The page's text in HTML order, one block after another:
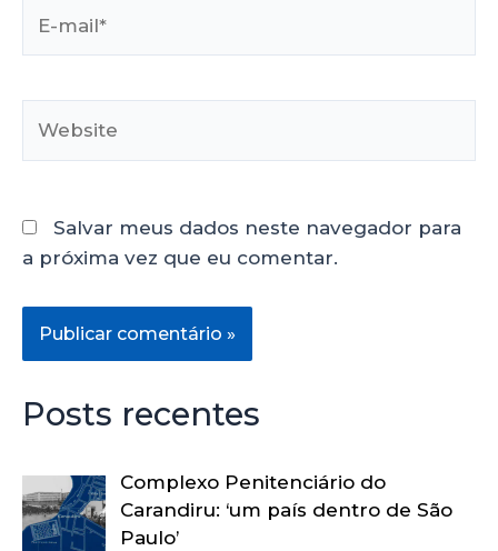
Salvar meus dados neste navegador para
a próxima vez que eu comentar.
Posts recentes
Complexo Penitenciário do
Carandiru: ‘um país dentro de São
Paulo’